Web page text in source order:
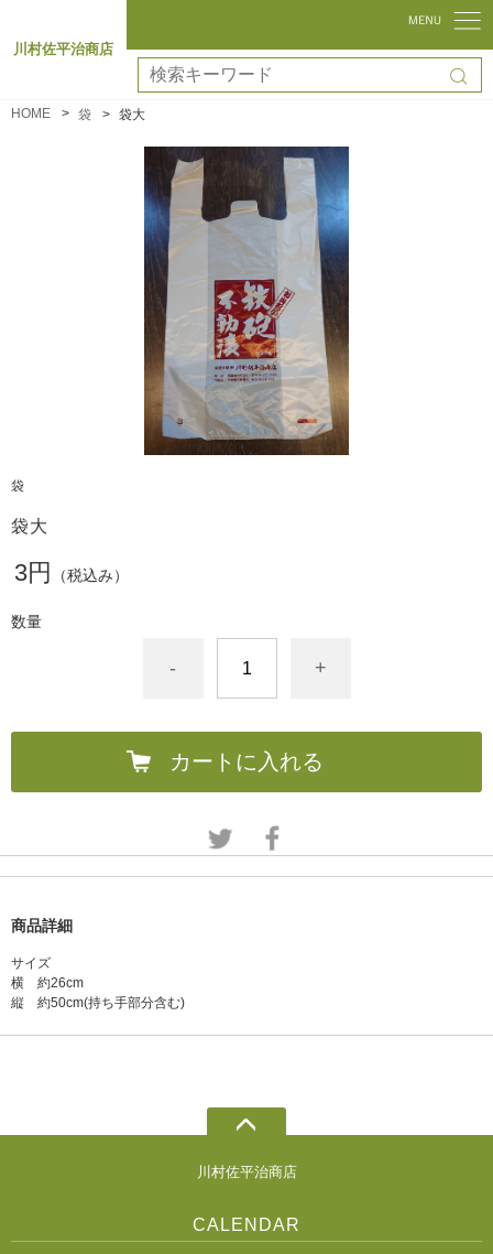
川村佐平治商店
HOME 袋 袋大
袋
袋大
3円 （税込み）
数量
- +
カートに入れる
商品詳細
サイズ
横 約26cm
縦 約50cm(持ち手部分含む)
川村佐平治商店
CALENDAR